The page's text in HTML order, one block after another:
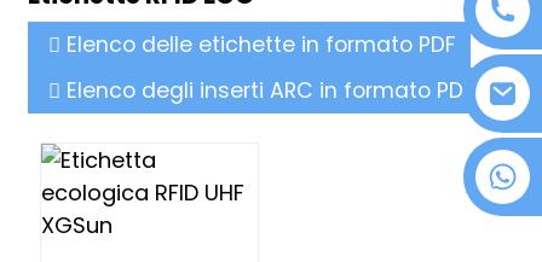
Elenco delle etichette in formato PDF
Elenco degli inserti ARC in formato PDF